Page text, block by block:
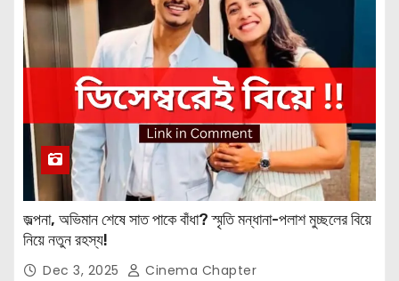
জল্পনা, অভিমান শেষে সাত পাকে বাঁধা? স্মৃতি মন্ধানা-পলাশ মুচ্ছলের বিয়ে
নিয়ে নতুন রহস্য!
Dec 3, 2025 Cinema Chapter